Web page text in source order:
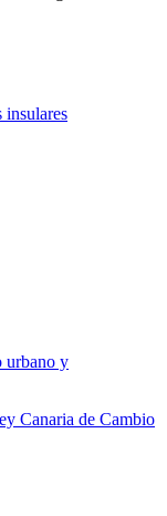
urbano y
Canaria de Cambio